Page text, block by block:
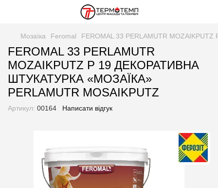
Мозаїка Feromal FEROMAL 33 PERLAMUTR
FEROMAL 33 PERLAMUTR
MOZAIKPUTZ P 19 ДЕКОРАТИВНА
ШТУКАТУРКА «МОЗАЇКА»
PERLAMUTR MOSAIKPUTZ
Артикул: 00164 Написати відгук